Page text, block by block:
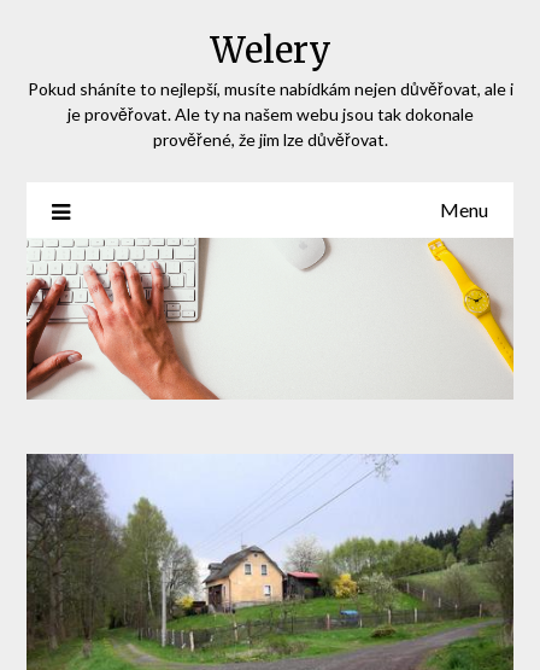
Welery
Pokud sháníte to nejlepší, musíte nabídkám nejen důvěřovat, ale i
je prověřovat. Ale ty na našem webu jsou tak dokonale
prověřené, že jim lze důvěřovat.
Menu